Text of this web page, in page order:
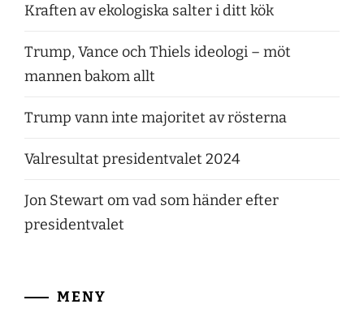
Kraften av ekologiska salter i ditt kök
Trump, Vance och Thiels ideologi – möt
mannen bakom allt
Trump vann inte majoritet av rösterna
Valresultat presidentvalet 2024
Jon Stewart om vad som händer efter
presidentvalet
MENY